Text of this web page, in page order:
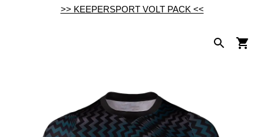
>> KEEPERSPORT VOLT PACK <<